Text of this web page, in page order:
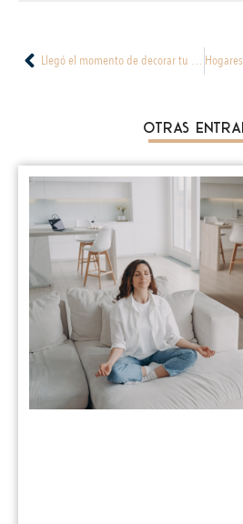
Llegó el momento de decorar tu nuevo apartamento
Otras